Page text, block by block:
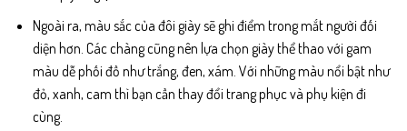
Ngoài ra, màu sắc của đôi giày sẽ ghi điểm trong mắt người đối
diện hơn. Các chàng cũng nên lựa chọn giày thể thao với gam
màu dễ phối đồ như trắng, đen, xám. Với những màu nổi bật như
đỏ, xanh, cam thì bạn cần thay đổi trang phục và phụ kiện đi
cùng.